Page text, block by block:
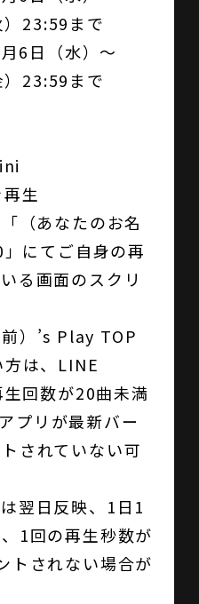
23:59まで
6日（水）～
23:59まで
生
（あなたのお名
にてご自身の再
る画面のスクリ
）’s Play TOP
は、LINE
回数が20曲未満
プリが最新バー
されていない可
翌日反映、1日1
1回の再生秒数が
トされない場合が